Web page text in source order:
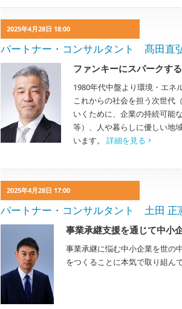
2025年4月28日 18:00
パートナー・コンサルタント 髙田
ファンキーにスパークす
1980年代中盤より環境・エネ
これからの社会を担う次世代
いくために、企業の持続可能
等）、人や暮らしに優しい地
います。 詳細を見る
2025年4月28日 17:00
パートナー・コンサルタント 土田
事業承継支援を通じて中小
事業承継に悩む中小企業を世の
をつくることに本気で取り組ん